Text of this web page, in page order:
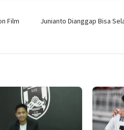
Film
Junianto Dianggap Bisa